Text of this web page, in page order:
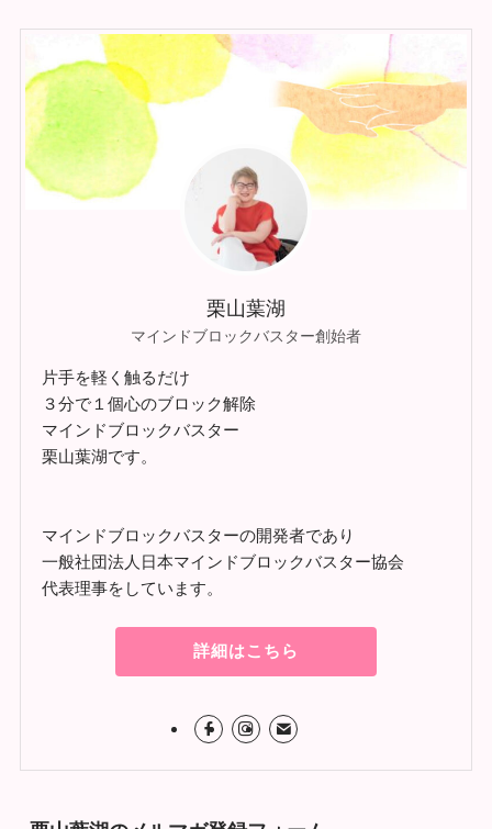
栗山葉湖
マインドブロックバスター創始者
片手を軽く触るだけ
３分で１個心のブロック解除
マインドブロックバスター
栗山葉湖です。
マインドブロックバスターの開発者であり
一般社団法人日本マインドブロックバスター協会
代表理事をしています。
詳細はこちら